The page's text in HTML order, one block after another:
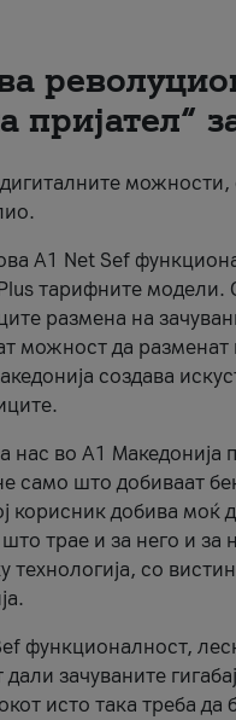
пријател“
A1 Net Sef
тарифните модели.
размена на
да разменат
создава
нас во А1 Македонија
само што добиваат
добива моќ
трае и за него и за
со
функционалност,
зачуваните
исто така треба